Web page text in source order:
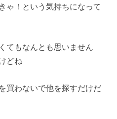
ゃ！という気持ちになって
てもなんとも思いません
どね
買わないで他を探すだけだ